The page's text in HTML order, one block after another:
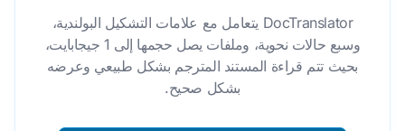
DocTranslator يتعامل مع علامات التشكيل البولندية،
وسبع حالات نحوية، وملفات يصل حجمها إلى 1 جيجابايت،
بحيث تتم قراءة المستند المترجم بشكل طبيعي وعرضه
بشكل صحيح.